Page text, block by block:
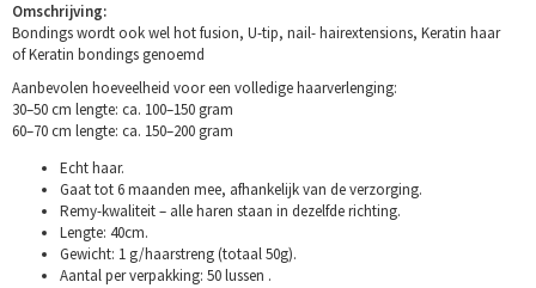
Omschrijving:
Bondings wordt ook wel hot fusion, U-tip, nail- hairextensions, Keratin haar
of Keratin bondings genoemd
Aanbevolen hoeveelheid voor een volledige haarverlenging:
30–50 cm lengte: ca. 100–150 gram
60–70 cm lengte: ca. 150–200 gram
Echt haar.
Gaat tot 6 maanden mee, afhankelijk van de verzorging.
Remy-kwaliteit – alle haren staan in dezelfde richting.
Lengte: 40cm.
Gewicht: 1 g/haarstreng (totaal 50g).
Aantal per verpakking: 50 lussen .